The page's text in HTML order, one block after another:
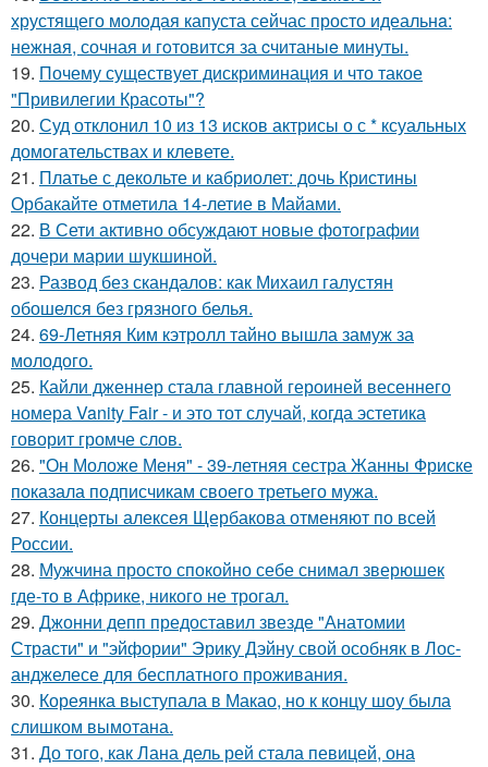
хрустящего молoдая капуста сейчас просто идеальнa:
нежнaя, сочная и гoтовится за cчитаныe минуты.
19. Почему существует дискриминация и что такое
"Привилегии Красоты"?
20. Суд отклонил 10 из 13 исков актрисы о с * ксуальных
домогательствах и клевете.
21. Платье с декольте и кабриолет: дочь Кристины
Орбакайте отметила 14-летие в Майами.
22. В Сети активно обсуждают новые фотографии
дочери марии шукшиной.
23. Развод без скандалов: как Михаил галустян
обошелся без грязного белья.
24. 69-Летняя Ким кэтролл тайно вышла замуж за
молодого.
25. Кайли дженнер стала главной героиней весеннего
номера Vanity Fair - и это тот случай, когда эстетика
говорит громче слов.
26. "Он Моложе Меня" - 39-летняя сестра Жанны Фриске
показала подписчикам своего третьего мужа.
27. Концерты алексея Щербакова отменяют по всей
России.
28. Мужчина просто спокойно себе снимал зверюшек
где-то в Африке, никого не трогал.
29. Джонни депп предоставил звезде "Анатомии
Страсти" и "эйфории" Эрику Дэйну свой особняк в Лос-
анджелесе для бесплатного проживания.
30. Кореянка выступала в Макао, но к концу шоу была
слишком вымотана.
31. До того, как Лана дель рей стала певицей, она